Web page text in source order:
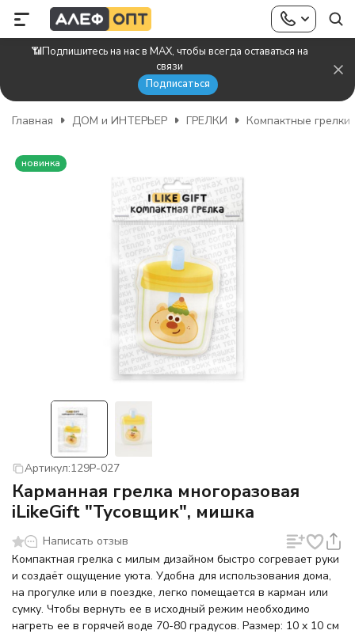
📶Подпишитесь на нас в MAX, чтобы всегда оставаться на
связи
Подписаться
Главная ДОМ и ИНТЕРЬЕР ГРЕЛКИ Компактные грелки
новинка
Артикул:129P-027
Карманная грелка многоразовая
iLikeGift "Тусовщик", мишка
Написать отзыв
Компактная грелка с милым дизайном быстро согревает руки
и создаёт ощущение уюта. Удобна для использования дома,
на прогулке или в поездке, легко помещается в карман или
сумку. Чтобы вернуть ее в исходный режим необходимо
нагреть ее в горячей воде 70-80 градусов. Размер: 10 x 10 см